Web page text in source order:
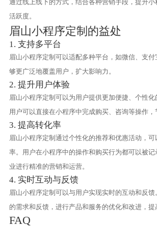
通过线上线下的方式，结合各种营销手段，提升
活跃度。
眉山小程序定制的益处
1. 支持多平台
眉山小程序定制可以适配多种平台，如微信、支
够更广泛地覆盖用户，扩大影响力。
2. 提升用户体验
眉山小程序定制可以为用户提供更加便捷、个性化
用户可以直接在小程序中完成购买、咨询等操作，
3. 提高转化率
眉山小程序定制通过个性化的推荐和优惠活动，
率。用户在小程序中的操作和购买行为都可以被
业进行精准的营销和运营。
4. 实时互动与反馈
眉山小程序定制可以与用户实现实时的互动和反
的需求和反馈，进行产品和服务的优化和改进，提
FAQ